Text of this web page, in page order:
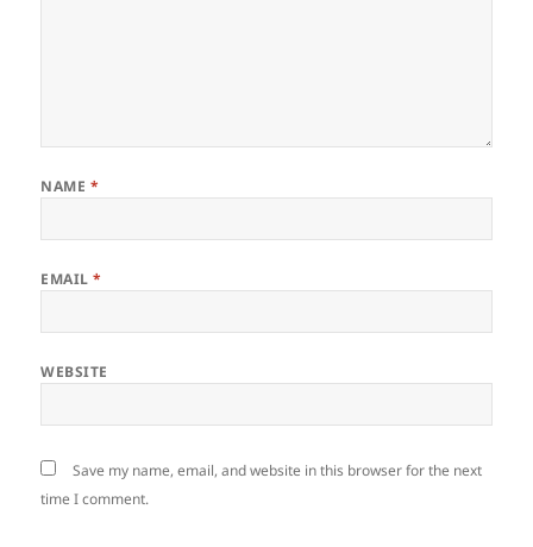
NAME *
EMAIL*
WEBSITE
Save my name, email, and website in this browser for the next
time I comment.